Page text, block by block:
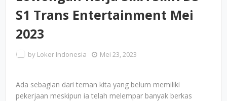
S1 Trans Entertainment Mei
2023
by Loker Indonesia Mei 23, 2023
Ada sebagian dari teman kita yang belum memiliki
pekerjaan meskipun ia telah melempar banyak berkas